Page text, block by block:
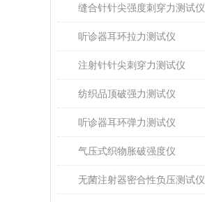
缝合针针尖强度刺穿力测试仪
听诊器耳环拉力测试仪
注射针针尖刺穿力测试仪
纺织品顶破强力测试仪
听诊器耳环弹力测试仪
气压式织物胀破强度仪
无菌注射器密合性负压测试仪